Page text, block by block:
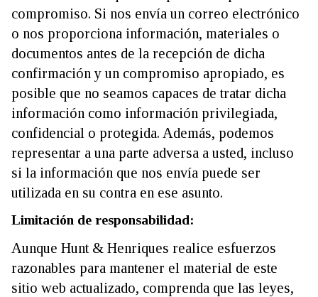
compromiso. Si nos envía un correo electrónico
o nos proporciona información, materiales o
documentos antes de la recepción de dicha
confirmación y un compromiso apropiado, es
posible que no seamos capaces de tratar dicha
información como información privilegiada,
confidencial o protegida. Además, podemos
representar a una parte adversa a usted, incluso
si la información que nos envía puede ser
utilizada en su contra en ese asunto.
Limitación de responsabilidad:
Aunque Hunt & Henriques realice esfuerzos
razonables para mantener el material de este
sitio web actualizado, comprenda que las leyes,